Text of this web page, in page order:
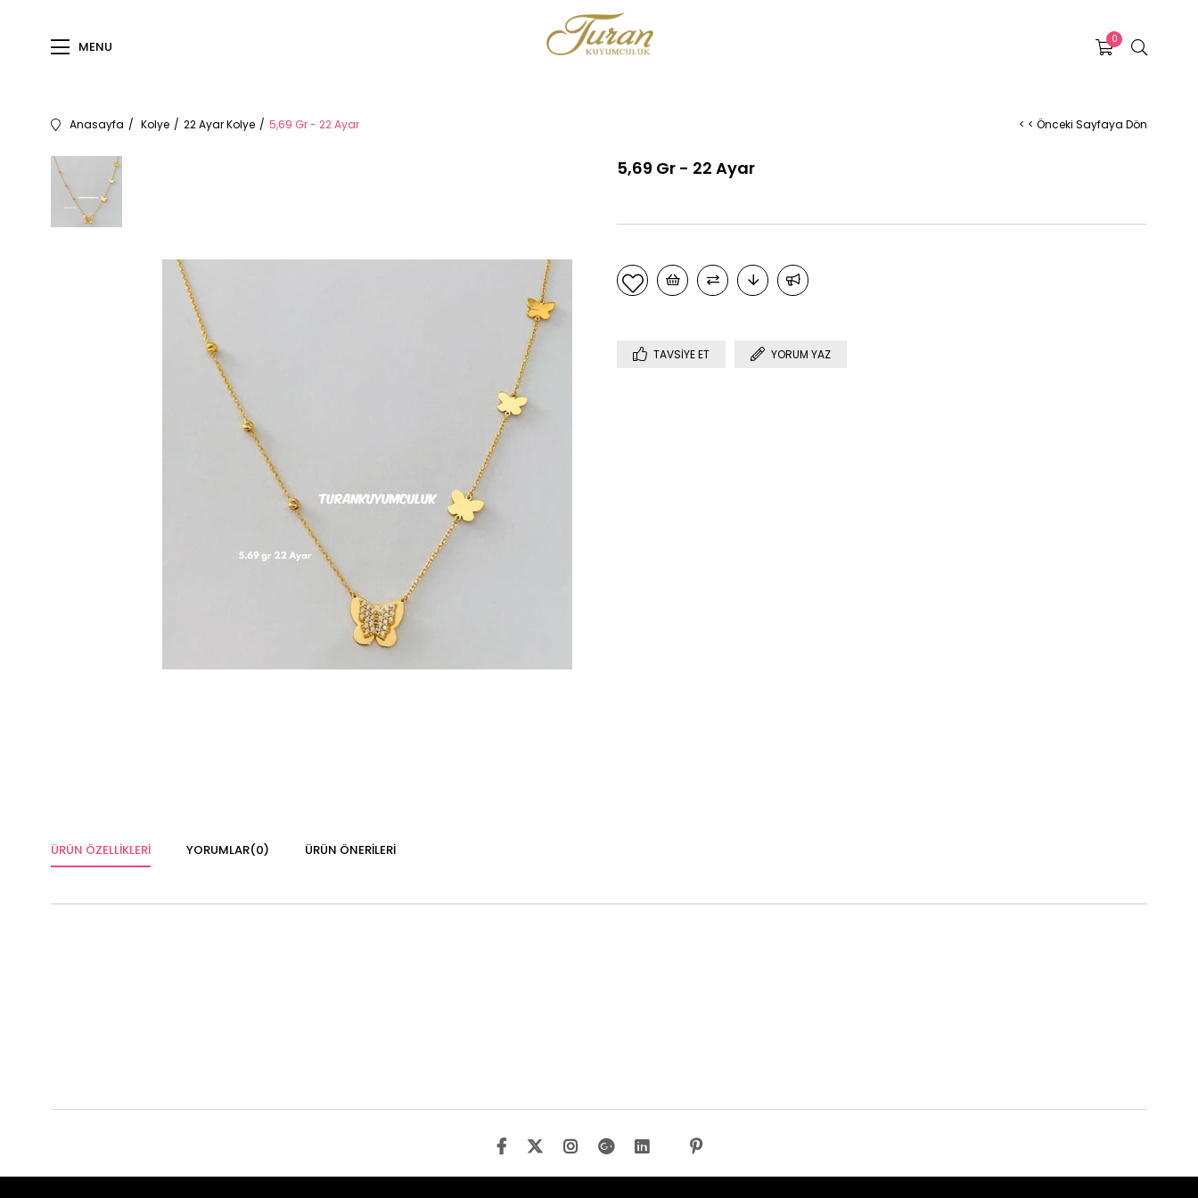
MENU 0
Anasayfa Kolye 22 Ayar Kolye 5,69 Gr - 22 Ayar < < Önceki Sayfaya Dön
5,69 Gr - 22 Ayar
TAVSIYE ET YORUM YAZ
ÜRÜN ÖZELLIKLERI YORUMLAR(0) ÜRÜN ÖNERILERI